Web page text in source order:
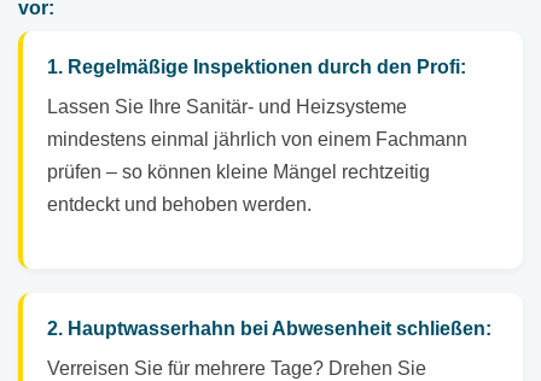
vor:
1. Regelmäßige Inspektionen durch den Profi:
Lassen Sie Ihre Sanitär- und Heizsysteme
mindestens einmal jährlich von einem Fachmann
prüfen – so können kleine Mängel rechtzeitig
entdeckt und behoben werden.
2. Hauptwasserhahn bei Abwesenheit schließen:
Verreisen Sie für mehrere Tage? Drehen Sie